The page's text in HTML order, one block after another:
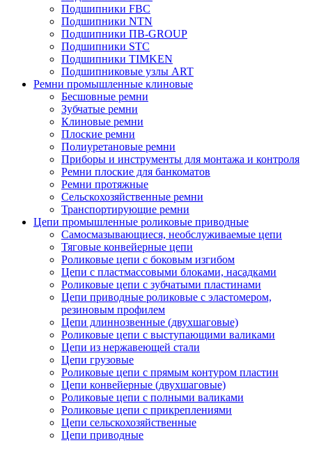
Подшипники FBC
Подшипники NTN
Подшипники ПВ-GROUP
Подшипники STC
Подшипники TIMKEN
Подшипниковые узлы ART
Ремни промышленные клиновые
Бесшовные ремни
Зубчатые ремни
Клиновые ремни
Плоские ремни
Полиуретановые ремни
Приборы и инструменты для монтажа и контроля
Ремни плоские для банкоматов
Ремни протяжные
Сельскохозяйственные ремни
Транспортирующие ремни
Цепи промышленные роликовые приводные
Самосмазывающиеся, необслуживаемые цепи
Тяговые конвейерные цепи
Роликовые цепи с боковым изгибом
Цепи с пластмассовыми блоками, насадками
Роликовые цепи с зубчатыми пластинами
Цепи приводные роликовые с эластомером,
резиновым профилем
Цепи длиннозвенные (двухшаговые)
Роликовые цепи с выступающими валиками
Цепи из нержавеющей стали
Цепи грузовые
Роликовые цепи с прямым контуром пластин
Цепи конвейерные (двухшаговые)
Роликовые цепи с полными валиками
Роликовые цепи с прикреплениями
Цепи сельскохозяйственные
Цепи приводные